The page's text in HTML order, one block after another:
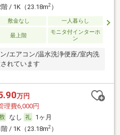
/ 1K（23.18m2）
敷金なし 一人暮らし
最上階
モニタ付インターホ
ン
/エアコン/温水洗浄便座/室内洗
れています
万円
理費6,000円
なし
1ヶ月
階 / 1K（23.18m2）